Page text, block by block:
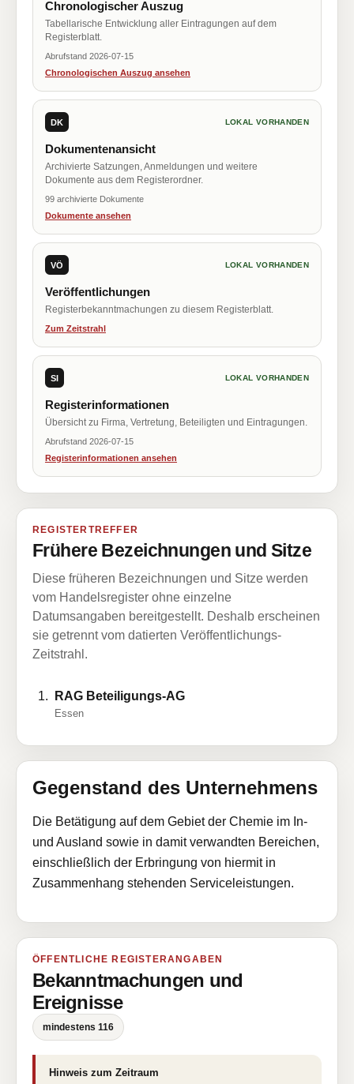
Chronologischer Auszug
Tabellarische Entwicklung aller Eintragungen auf dem
Registerblatt.
Abrufstand 2026-07-15
Chronologischen Auszug ansehen
DK LOKAL VORHANDEN
Dokumentenansicht
Archivierte Satzungen, Anmeldungen und weitere
Dokumente aus dem Registerordner.
99 archivierte Dokumente
Dokumente ansehen
VÖ LOKAL VORHANDEN
Veröffentlichungen
Registerbekanntmachungen zu diesem Registerblatt.
Zum Zeitstrahl
SI LOKAL VORHANDEN
Registerinformationen
Übersicht zu Firma, Vertretung, Beteiligten und Eintragungen.
Abrufstand 2026-07-15
Registerinformationen ansehen
REGISTERTREFFER
Frühere Bezeichnungen und Sitze
Diese früheren Bezeichnungen und Sitze werden
vom Handelsregister ohne einzelne
Datumsangaben bereitgestellt. Deshalb erscheinen
sie getrennt vom datierten Veröffentlichungs-
Zeitstrahl.
RAG Beteiligungs-AG
Essen
Gegenstand des Unternehmens
Die Betätigung auf dem Gebiet der Chemie im In-
und Ausland sowie in damit verwandten Bereichen,
einschließlich der Erbringung von hiermit in
Zusammenhang stehenden Serviceleistungen.
ÖFFENTLICHE REGISTERANGABEN
Bekanntmachungen und
Ereignisse
mindestens 116
Hinweis zum Zeitraum